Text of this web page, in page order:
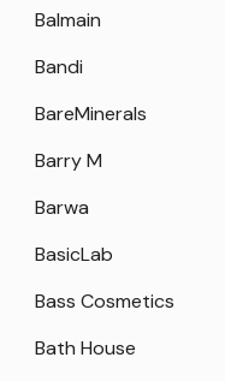
Balmain
Bandi
BareMinerals
Barry M
Barwa
BasicLab
Bass Cosmetics
Bath House